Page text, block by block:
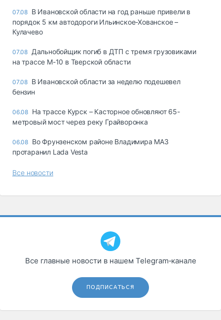
07.08 В Ивановской области на год раньше привели в
порядок 5 км автодороги Ильинское-Хованское –
Кулачево
07.08 Дальнобойщик погиб в ДТП с тремя грузовиками
на трассе М-10 в Тверской области
07.08 В Ивановской области за неделю подешевел
бензин
06.08 На трассе Курск – Касторное обновляют 65-
метровый мост через реку Грайворонка
06.08 Во Фрунзенском районе Владимира МАЗ
протаранил Lada Vesta
Все новости
Все главные новости в нашем Telegram‑канале
ПОДПИСАТЬСЯ